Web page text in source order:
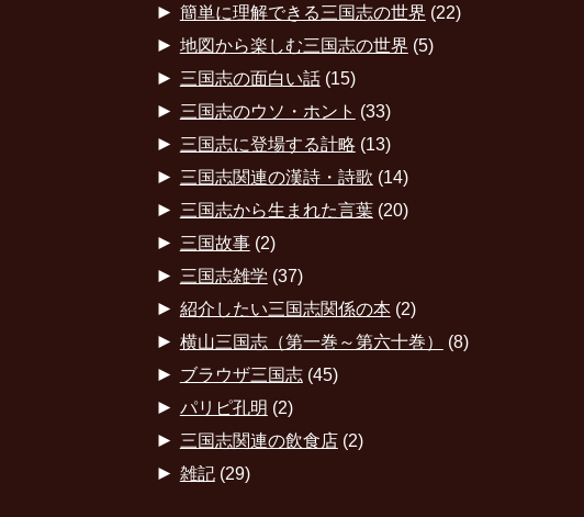
► 簡単に理解できる三国志の世界 (22)
► 地図から楽しむ三国志の世界 (5)
► 三国志の面白い話(15)
► 三国志のウソ・ホント (33)
► 三国志に登場する計略 (13)
► 三国志関連の漢詩・詩歌 (14)
► 三国志から生まれた言葉(20)
► 三国故事(2)
► 三国志雑学 (37)
► 紹介したい三国志関係の本(2)
► 横山三国志（第一巻～第六十巻） (8)
► ブラウザ三国志(45)
► パリピ孔明 (2)
► 三国志関連の飲食店(2)
► 雑記(29)